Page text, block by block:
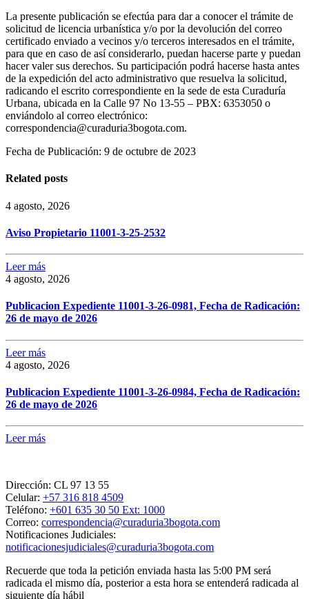
La presente publicación se efectúa para dar a conocer el trámite de
solicitud de licencia urbanística y/o por la devolución del correo
certificado enviado a vecinos y/o terceros interesados en el trámite,
para que en caso de así considerarlo, puedan hacerse parte y puedan
hacer valer sus derechos. Su participación podrá hacerse hasta antes
de la expedición del acto administrativo que resuelva la solicitud,
radicando el escrito correspondiente en la sede de esta Curaduría
Urbana, ubicada en la Calle 97 No 13-55 – PBX: 6353050 o
enviándolo al correo electrónico:
correspondencia@curaduria3bogota.com.
Fecha de Publicación: 9 de octubre de 2023
Related posts
4 agosto, 2026
Aviso Propietario 11001-3-25-2532
Leer más
4 agosto, 2026
Publicacion Expediente 11001-3-26-0981, Fecha de Radicación:
26 de mayo de 2026
Leer más
4 agosto, 2026
Publicacion Expediente 11001-3-26-0984, Fecha de Radicación:
26 de mayo de 2026
Leer más
Dirección: CL 97 13 55
Celular: +57 316 818 4509
Teléfono: +601 635 30 50 Ext: 1000
Correo: correspondencia@curaduria3bogota.com
Notificaciones Judiciales:
notificacionesjudiciales@curaduria3bogota.com
Recuerde que toda la petición enviada hasta las 5:00 PM será
radicada el mismo día, posterior a esta hora se entenderá radicada al
siguiente día hábil